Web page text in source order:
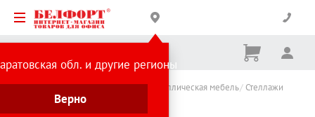
обл. и другие регионы
Верно
Корзина
Ничего
Минпромторг Офисная мебель Металлическая мебель Стеллажи
Прочный